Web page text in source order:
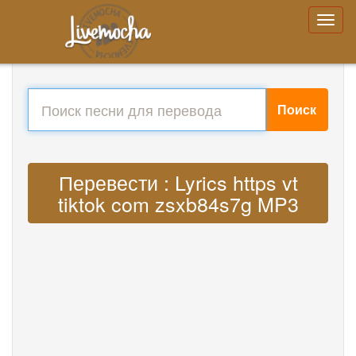
Поиск
Перевести : Lyrics https vt
tiktok com zsxb84s7g MP3